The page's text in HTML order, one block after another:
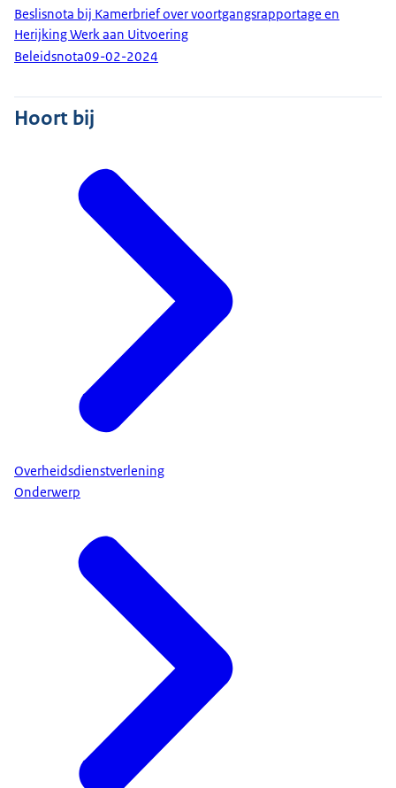
Beslisnota bij Kamerbrief over voortgangsrapportage en
Herijking Werk aan Uitvoering
Beleidsnota09-02-2024
Hoort bij
Overheidsdienstverlening
Onderwerp